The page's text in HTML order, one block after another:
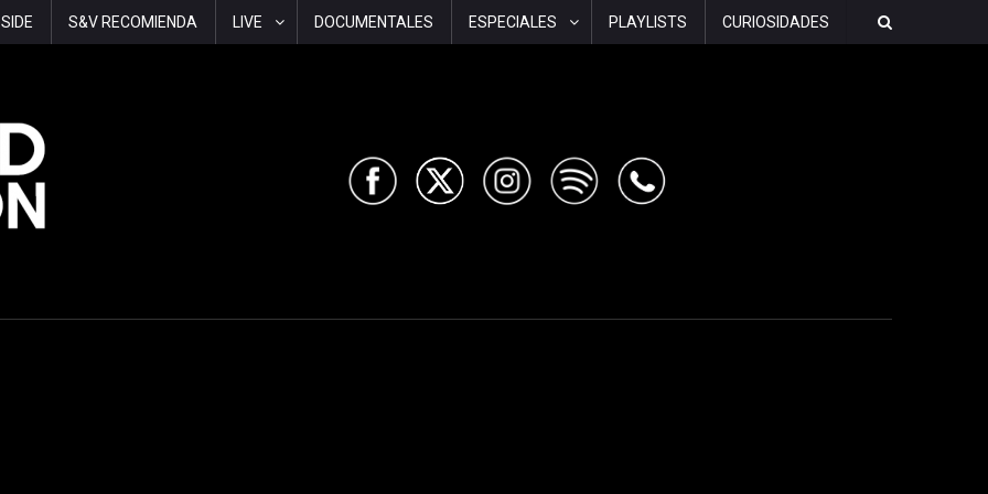
S&V RECOMIENDA LIVE DOCUMENTALES ESPECIALES PLAYLISTS CURIOSIDADES